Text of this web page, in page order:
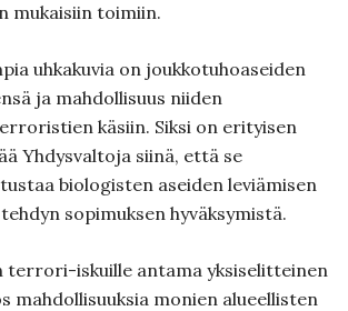
mukaisiin toimiin.
uhkakuvia on joukkotuhoaseiden
ja mahdollisuus niiden
käsiin. Siksi on erityisen
Yhdysvaltoja siinä, että se
biologisten aseiden leviämisen
sopimuksen hyväksymistä.
terrori-iskuille antama yksiselitteinen
mahdollisuuksia monien alueellisten